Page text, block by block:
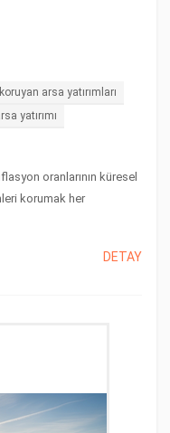
arsa yatırımları
yatırımı
oranlarının küresel
korumak her
DETAY